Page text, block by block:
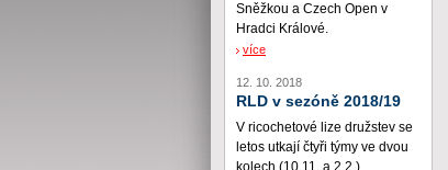
Sněžkou a Czech Open v
Hradci Králové.
více
12. 10. 2018
RLD v sezóně 2018/19
V ricochetové lize družstev se
letos utkají čtyři týmy ve dvou